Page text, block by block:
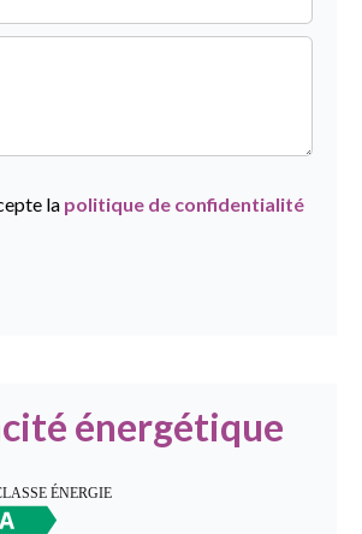
la politique de confidentialité
énergétique